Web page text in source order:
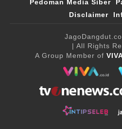
Pedoman Media Siber
Disclaimer
| All Rights
A Group Member of